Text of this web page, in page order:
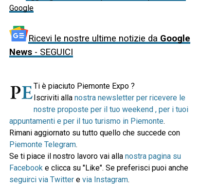
Google
Ricevi le nostre ultime notizie da Google
News- SEGUICI
Ti è piaciuto Piemonte Expo ?
Iscriviti alla nostra newsletter per ricevere le
nostre proposte per il tuo weekend , per i tuoi
appuntamenti e per il tuo turismo in Piemonte.
Rimani aggiornato su tutto quello che succede con
Piemonte Telegram.
Se ti piace il nostro lavoro vai alla nostra pagina su
Facebooke clicca su "Like". Se preferisci puoi anche
seguirci via Twittere via Instagram.